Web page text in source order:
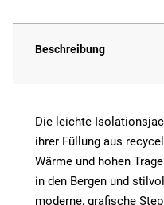
Beschreibung
Die leichte
ihrer Füllung aus
Wärme und hohen
in den Bergen und
moderne, grafische